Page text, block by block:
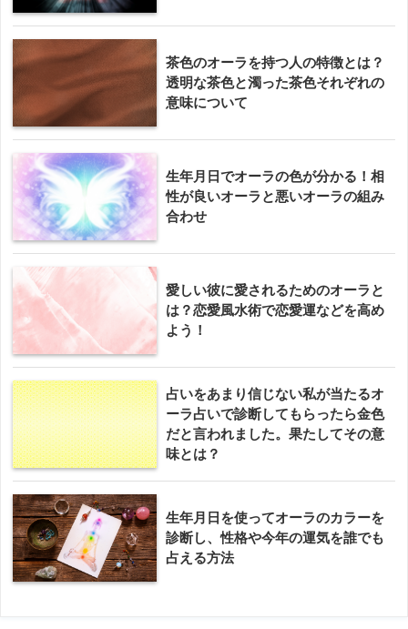
茶色のオーラを持つ人の特徴とは？
透明な茶色と濁った茶色それぞれの
意味について
生年月日でオーラの色が分かる！相
性が良いオーラと悪いオーラの組み
合わせ
愛しい彼に愛されるためのオーラと
は？恋愛風水術で恋愛運などを高め
よう！
占いをあまり信じない私が当たるオ
ーラ占いで診断してもらったら金色
だと言われました。果たしてその意
味とは？
生年月日を使ってオーラのカラーを
診断し、性格や今年の運気を誰でも
占える方法